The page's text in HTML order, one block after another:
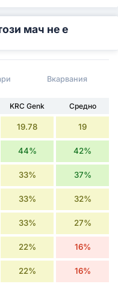
мач не е
Вкарвания
KRC Genk
Средно
19.78 19
44% 42%
33% 37%
33% 32%
33% 27%
22% 16%
22% 16%